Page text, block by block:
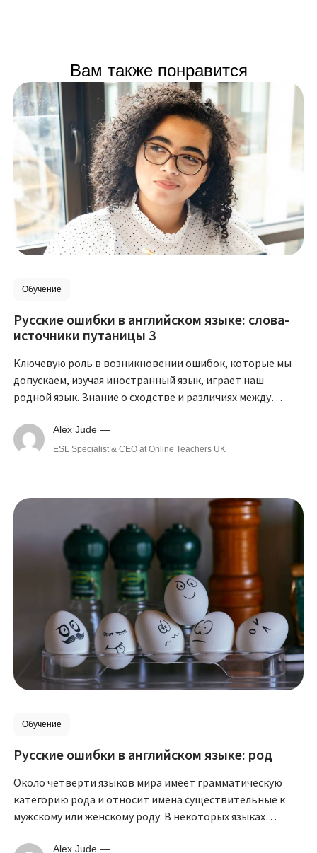
Вам также понравится
Обучение
Русские ошибки в английском языке: слова-
источники путаницы 3
Ключевую роль в возникновении ошибок, которые мы
допускаем, изучая иностранный язык, играет наш
родной язык. Знание о сходстве и различиях между
ошибок и выучить верно построенные предложения.
Alex Jude —
ESL Specialist & CEO at Online Teachers UK
Обучение
Русские ошибки в английском языке: род
Около четверти языков мира имеет грамматическую
категорию рода и относит имена существительные к
мужскому или женскому роду. В некоторых языках
Alex Jude —